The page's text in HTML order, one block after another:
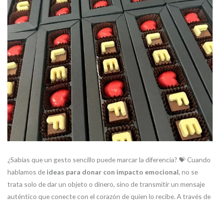
¿Sabías que un gesto sencillo puede marcar la diferencia? 💝 Cuando
hablamos de ideas para donar con impacto emocional, no se
trata solo de dar un objeto o dinero, sino de transmitir un mensaje
auténtico que conecte con el corazón de quien lo recibe. A través de